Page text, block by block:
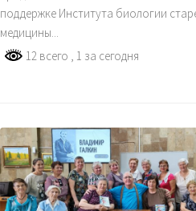
поддержке Института биологии
медицины...
12 всего , 1 за сегодня